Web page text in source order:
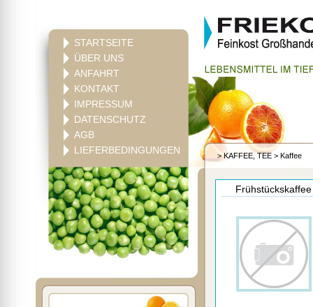
STARTSEITE
ÜBER UNS
ANFAHRT
KONTAKT
IMPRESSUM
DATENSCHUTZ
AGB
LIEFERBEDINGUNGEN
>KAFFEE, TEE > Kaffee